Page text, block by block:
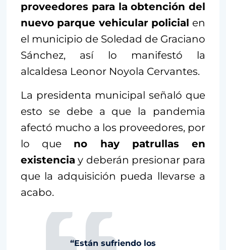
proveedores para la obtención del
nuevo parque vehicular policial en
el municipio de Soledad de Graciano
Sánchez, así lo manifestó la
alcaldesa Leonor Noyola Cervantes.
La presidenta municipal señaló que
esto se debe a que la pandemia
afectó mucho a los proveedores, por
lo que no hay patrullas en
existencia y deberán presionar para
que la adquisición pueda llevarse a
acabo.
“Están sufriendo los